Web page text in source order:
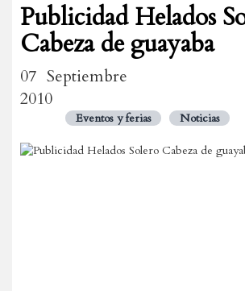
Publicidad Helados
Cabeza de guayaba
07 Septiembre
2010
Eventos y ferias Noticias